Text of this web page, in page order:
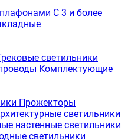
С 3 и более
светильники
Комплектующие
Прожекторы
светильники
настенные светильники
светильники